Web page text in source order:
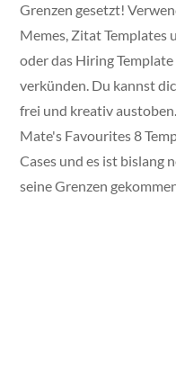
Grenzen gesetzt!
Memes, Zitat Templates
oder das Hiring
verkünden. Du kannst
frei und kreativ
Mate's Favourites 8
Cases und es ist bislang
seine Grenzen